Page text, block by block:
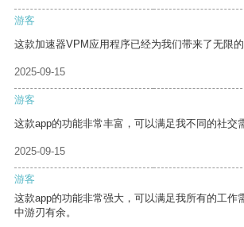
游客
这款加速器VPM应用程序已经为我们带来了无限的
2025-09-15
游客
这款app的功能非常丰富，可以满足我不同的社交
2025-09-15
游客
这款app的功能非常强大，可以满足我所有的工作
中游刃有余。